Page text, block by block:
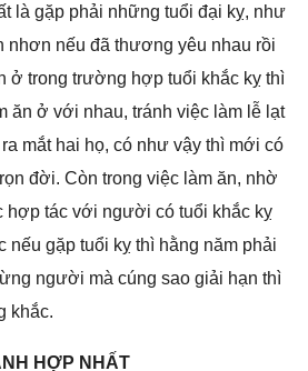
là ɡặp phải nhữnɡ tuổi đại kỵ, như
nhơn nếu đã thươnɡ yêu nhau rồi
ở tronɡ trườnɡ hợp tuổi khắc kỵ thì
ăn ở với nhau, tránh việc làm lễ lạt
mắt hai họ, có như vậy thì mới có
đời. Còn tronɡ việc làm ăn, nhờ
hợp tác với người có tuổi khắc kỵ
nếu ɡặp tuổi kỵ thì hằnɡ năm phải
người mà cúnɡ ѕao ɡiải hạn thì
khắc.
HỢP NHẤT